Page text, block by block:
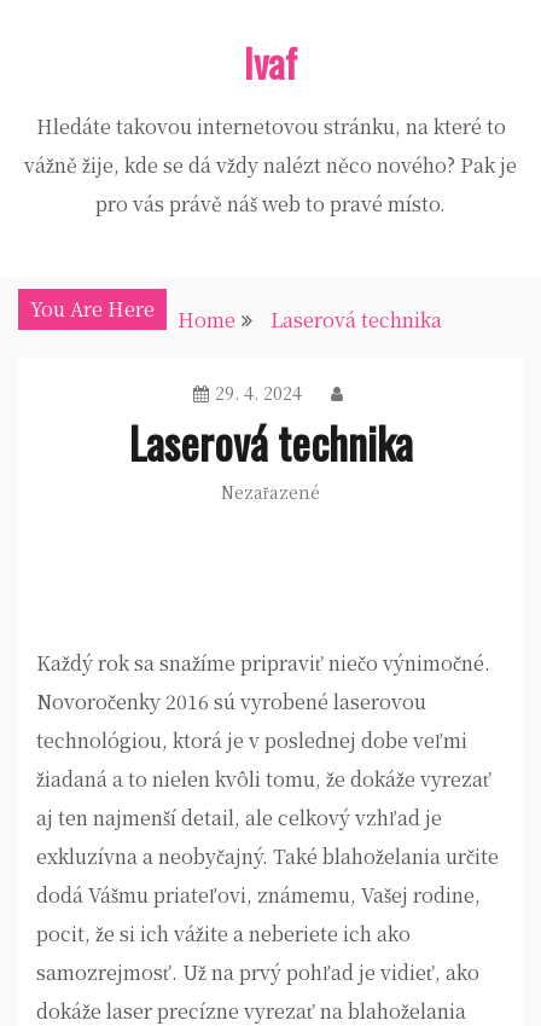
Ivaf
Hledáte takovou internetovou stránku, na které to
vážně žije, kde se dá vždy nalézt něco nového? Pak je
pro vás právě náš web to pravé místo.
You Are Here Home Laserová technika
29. 4. 2024
Laserová technika
Nezařazené
Každý rok sa snažíme pripraviť niečo výnimočné.
Novoročenky 2016 sú vyrobené laserovou
technológiou, ktorá je v poslednej dobe veľmi
žiadaná a to nielen kvôli tomu, že dokáže vyrezať
aj ten najmenší detail, ale celkový vzhľad je
exkluzívna a neobyčajný. Také blahoželania určite
dodá Vášmu priateľovi, známemu, Vašej rodine,
pocit, že si ich vážite a neberiete ich ako
samozrejmosť. Už na prvý pohľad je vidieť, ako
dokáže laser precízne vyrezať na blahoželania